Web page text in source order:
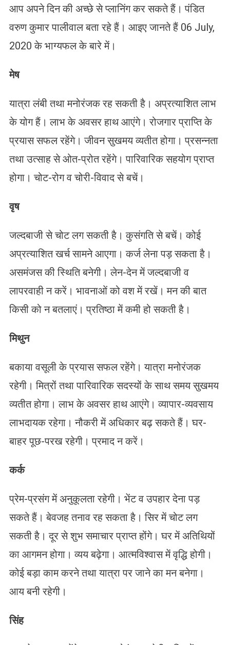
आप अपने दिन की अच्छे से प्लानिंग कर सकते हैं। पंडित
वरुण कुमार पालीवाल बता रहे हैं। आइए जानते हैं 06 July,
2020 के भाग्यफल के बारे में।
मेष
यात्रा लंबी तथा मनोरंजक रह सकती है। अप्रत्याशित लाभ
के योग हैं। लाभ के अवसर हाथ आएंगे। रोजगार प्राप्ति के
प्रयास सफल रहेंगे। जीवन सुखमय व्यतीत होगा। प्रसन्नता
तथा उत्साह से ओत-प्रोत रहेंगे। पारिवारिक सहयोग प्राप्त
होगा। चोट-रोग व चोरी-विवाद से बचें।
वृष
जल्दबाजी से चोट लग सकती है। कुसंगति से बचें। कोई
अप्रत्याशित खर्च सामने आएगा। कर्ज लेना पड़ सकता है।
असमंजस की स्थिति बनेगी। लेन-देन में जल्दबाजी व
लापरवाही न करें। भावनाओं को वश में रखें। मन की बात
किसी को न बतलाएं। प्रतिष्ठा में कमी हो सकती है।
मिथुन
बकाया वसूली के प्रयास सफल रहेंगे। यात्रा मनोरंजक
रहेगी। मित्रों तथा पारिवारिक सदस्यों के साथ समय सुखमय
व्यतीत होगा। लाभ के अवसर हाथ आएंगे। व्यापार-व्यवसाय
लाभदायक रहेगा। नौकरी में अधिकार बढ़ सकते हैं। घर-
बाहर पूछ-परख रहेगी। प्रमाद न करें।
कर्क
प्रेम-प्रसंग में अनुकूलता रहेगी। भेंट व उपहार देना पड़
सकते हैं। बेवजह तनाव रह सकता है। सिर में चोट लग
सकती है। दूर से शुभ समाचार प्राप्त होंगे। घर में अतिथियों
का आगमन होगा। व्यय बढ़ेगा। आत्मविश्वास में वृद्धि होगी।
कोई बड़ा काम करने तथा यात्रा पर जाने का मन बनेगा।
आय बनी रहेगी।
सिंह